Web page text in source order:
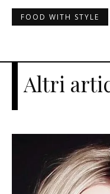
FOOD WITH STYLE
Altri